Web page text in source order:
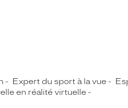
Expert du sport à la vue
en réalité virtuelle